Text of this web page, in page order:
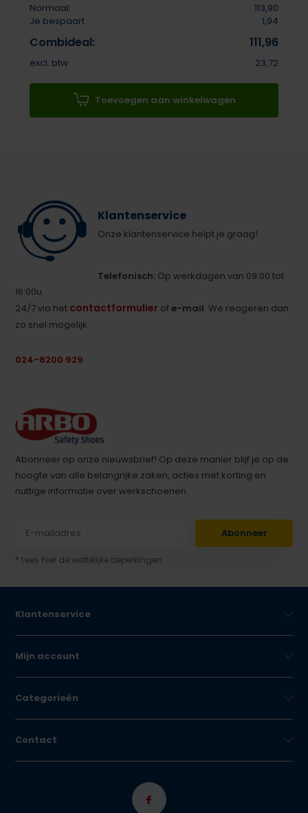
Normaal:
113,90
Je bespaart
1,94
Combideal: 111,96
excl. btw 23,72
Toevoegen aan winkelwagen
Klantenservice
Onze klantenservice helpt je graag!
Telefonisch: Op werkdagen van 09:00 tot
16:00u.
24/7 via het contactformulier ofe-mail. We reageren dan
zo snel mogelijk.
024-8200 929
Abonneer op onze nieuwsbrief! Op deze manier blijf je op de
hoogte van alle belangrijke zaken, acties met korting en
nuttige informatie over werkschoenen.
Abonneer
* Lees hier de wettelijke beperkingen
Klantenservice
Mijn account
Categorieën
Contact